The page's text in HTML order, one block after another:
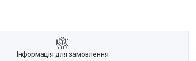
Інформація для замовлення